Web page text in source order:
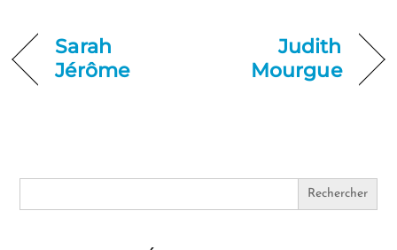
Sarah
Jérôme
Judith
Mourgue
Search